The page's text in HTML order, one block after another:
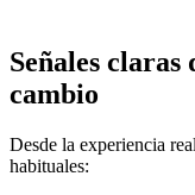
Señales claras
cambio
Desde la experiencia
habituales: